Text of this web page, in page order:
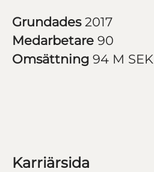
Grundades 2017
Medarbetare 90
Omsättning 94 M SEK
Karriärsida